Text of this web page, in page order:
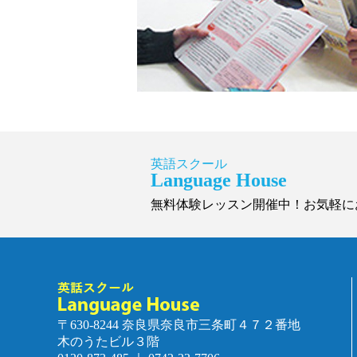
英語スクール
Language House
無料体験レッスン開催中！お気軽
〒630-8244 奈良県奈良市三条町４７２番地
木のうたビル３階